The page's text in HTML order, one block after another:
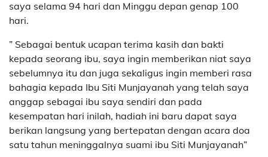
saya selama 94 hari dan Minggu depan genap 100
hari.
” Sebagai bentuk ucapan terima kasih dan bakti
kepada seorang ibu, saya ingin memberikan niat saya
sebelumnya itu dan juga sekaligus ingin memberi rasa
bahagia kepada Ibu Siti Munjayanah yang telah saya
anggap sebagai ibu saya sendiri dan pada
kesempatan hari inilah, hadiah ini baru dapat saya
berikan langsung yang bertepatan dengan acara doa
satu tahun meninggalnya suami ibu Siti Munjayanah”